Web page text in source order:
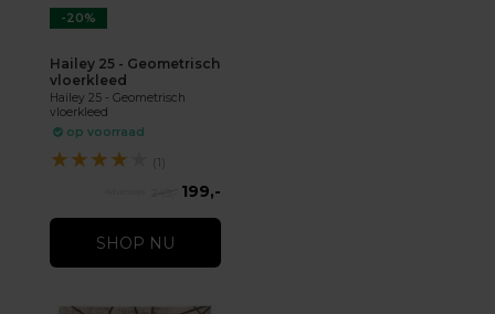
-20%
Hailey 25 - Geometrisch
vloerkleed
Hailey 25 - Geometrisch
vloerkleed
op voorraad
★★★★ (1)
199,-
SHOP NU